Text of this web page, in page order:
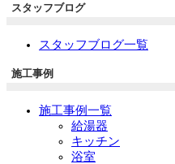
スタッフブログ
スタッフブログ一覧
施工事例
施工事例一覧
給湯器
キッチン
浴室